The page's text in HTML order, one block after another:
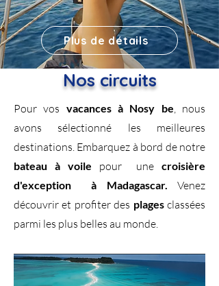
Plus de détails
Nos circuits
Pour vos vacances à Nosy be , nous
avons sélectionné les meilleures
destinations. Embarquez à bord de notre
bateau à voile pour unecroisière
d'exception à Madagascar.
Venez
découvrir et profiter des plagesclassées
parmi les plus belles au monde.